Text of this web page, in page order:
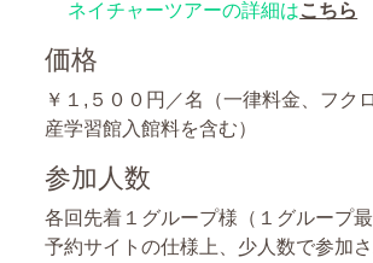
ネイチャーツアーの詳細はこちら
価格
￥１,５００円／名（一律料金、フク
産学習館入館料を含む）
参加人数
各回先着１グループ様（１グループ最
予約サイトの仕様上、少人数で参加